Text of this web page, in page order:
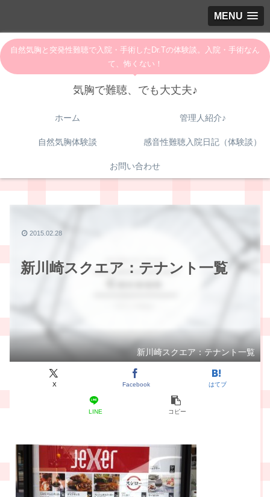
MENU
自然気胸と突発性難聴で入院・手術したDr.Tの体験談。入院・手術なん
て、怖くない！
気胸で難聴、でも大丈夫♪
ホーム 管理人紹介♪
自然気胸体験談 感音性難聴入院日記（体験談）
お問い合わせ
新川崎スクエア：テナント一覧
新川崎スクエア：テナント一覧
X Facebook はてブ
LINE コピー
2015.02.28